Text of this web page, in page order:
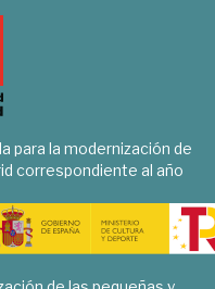
para la modernización de
correspondiente al año